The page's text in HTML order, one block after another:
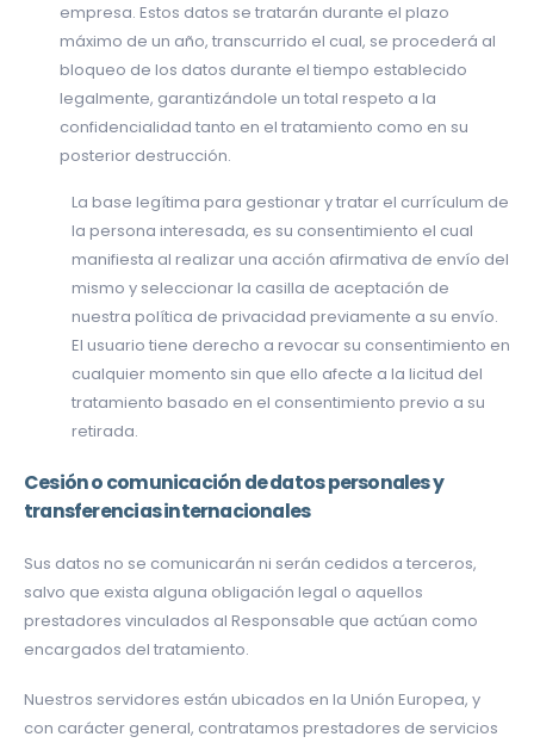
empresa. Estos datos se tratarán durante el plazo
máximo de un año, transcurrido el cual, se procederá al
bloqueo de los datos durante el tiempo establecido
legalmente, garantizándole un total respeto a la
confidencialidad tanto en el tratamiento como en su
posterior destrucción.
La base legítima para gestionar y tratar el currículum de
la persona interesada, es su consentimiento el cual
manifiesta al realizar una acción afirmativa de envío del
mismo y seleccionar la casilla de aceptación de
nuestra política de privacidad previamente a su envío.
El usuario tiene derecho a revocar su consentimiento en
cualquier momento sin que ello afecte a la licitud del
tratamiento basado en el consentimiento previo a su
retirada.
Cesión o comunicación de datos personales y
transferencias internacionales
Sus datos no se comunicarán ni serán cedidos a terceros,
salvo que exista alguna obligación legal o aquellos
prestadores vinculados al Responsable que actúan como
encargados del tratamiento.
Nuestros servidores están ubicados en la Unión Europea, y
con carácter general, contratamos prestadores de servicios